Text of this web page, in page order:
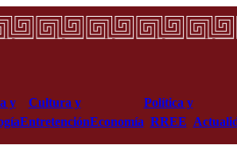
y
Cultura y
EntretenciónEconomía
Política y
RREE